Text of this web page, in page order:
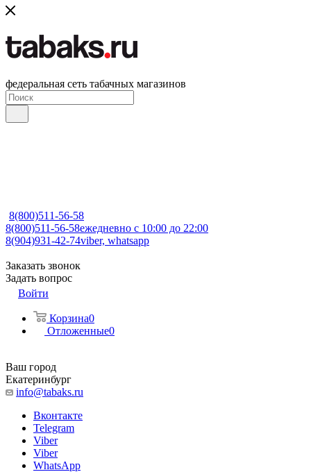
федеральная сеть табачных магазинов
8(800)511-56-58
8(800)511-56-58ежедневно с 10:00 до 22:00
8(904)931-42-74viber, whatsapp
Заказать звонок
Задать вопрос
Войти
Корзина0
Отложенные0
Ваш город
Екатеринбург
info@tabaks.ru
Вконтакте
Telegram
Viber
Viber
WhatsApp